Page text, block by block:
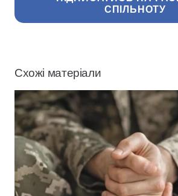
СПІЛЬНОТУ
Схожі матеріали